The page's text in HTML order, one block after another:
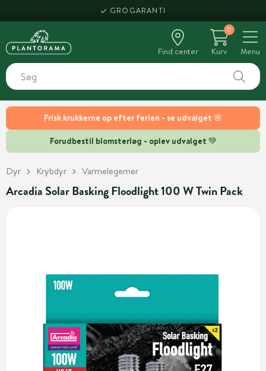
Frisk krukkerne op efter ferien - se udvalget 🌸
Forudbestil blomsterløg - oplev udvalget 💚
GROGARANTI
Find center
0
Kurv
Menu
Dyr Krybdyr Varmelegemer
Arcadia Solar Basking Floodlight 100 W Twin Pack